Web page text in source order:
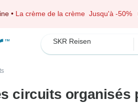
• La crème de la crème Jusqu'à -50%
SKR Reisen
circuits organisés